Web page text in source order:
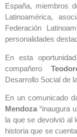
España, miembros
Latinoamérica,
Federación
personalidades
En esta
compañero
Desarrollo Social de
En un comunicado
Mendoza “inaugura
la que se devolvió al
historia que se